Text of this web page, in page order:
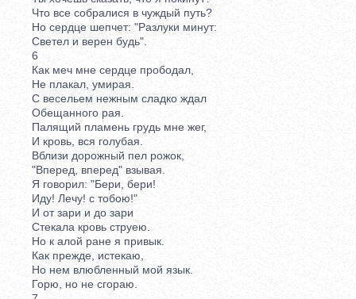
Что все собралися в чуждый путь?
Но сердце шепчет: "Разлуки минут:
Светел и верен будь".
6
Как меч мне сердце прободал,
Не плакал, умирая.
С весельем нежным сладко ждал
Обещанного рая.
Палящий пламень грудь мне жег,
И кровь, вся голубая.
Вблизи дорожный пел рожок,
"Вперед, вперед" взывая.
Я говорил: "Бери, бери!
Иду! Лечу! с тобою!"
И от зари и до зари
Стекала кровь струею.
Но к алой ране я привык.
Как прежде, истекаю,
Но нем влюбленный мой язык.
Горю, но не сгораю.